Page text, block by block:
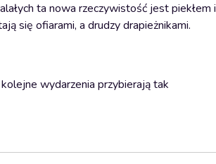
ta nowa rzeczywistość jest piekłem i
się ofiarami, a drudzy drapieżnikami.
wydarzenia przybierają tak